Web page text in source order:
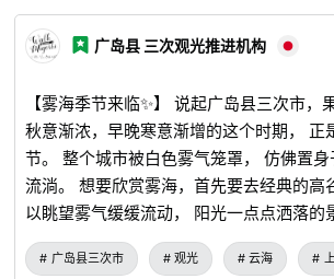
广岛县 三次观光推进机构
【雾海季节来临✨】 说起广岛县三次市，果然还是“雾海”。
秋意渐浓，早晚寒意渐增的这个时期， 正
节。 整个城市被白色雾气笼罩， 仿佛置身于云端，时间静静
流淌。 想要欣赏雾海，首先要去经典的高谷山。 从展望台可
以眺望雾气缓缓流动， 阳光一点点洒落的
不同，景色也会有所不同，这也是其魅力之一。 如果
然中悠闲地观赏，那就去冈田山。 从山顶
广岛县三次市 观光 云海